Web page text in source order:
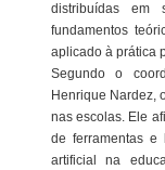
distribuídas em
fundamentos
aplicado à prática
Segundo o
Henrique Nardez,
nas escolas. Ele
de ferramentas e
artificial na